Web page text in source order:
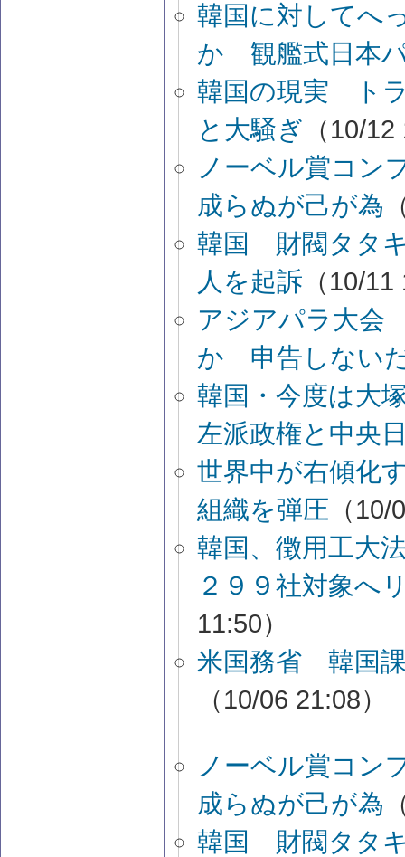
韓国に対してへ
か 観艦式日本
韓国の現実 ト
と大騒ぎ （10/
ノーベル賞コン
成らぬが己が為
韓国 財閥タタ
人を起訴 （10/
アジアパラ大会
か 申告しない
韓国・今度は大
左派政権と中央
世界中が右傾化
組織を弾圧 （
韓国、徴用工大
２９９社対象へ
11:50）
米国務省 韓国
（10/06 21:08）
ノーベル賞コン
成らぬが己が為
韓国 財閥タタ